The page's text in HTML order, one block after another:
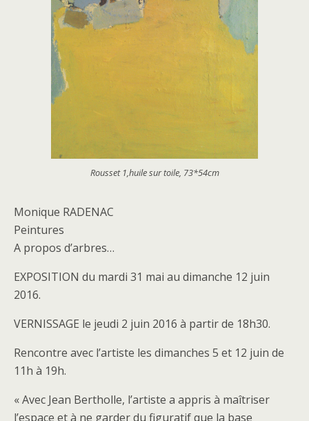
Rousset 1,huile sur toile, 73*54cm
Monique RADENAC
Peintures
A propos d’arbres…
EXPOSITION du mardi 31 mai au dimanche 12 juin
2016.
VERNISSAGE le jeudi 2 juin 2016 à partir de 18h30.
Rencontre avec l’artiste les dimanches 5 et 12 juin de
11h à 19h.
« Avec Jean Bertholle, l’artiste a appris à maîtriser
l’espace et à ne garder du figuratif que la base